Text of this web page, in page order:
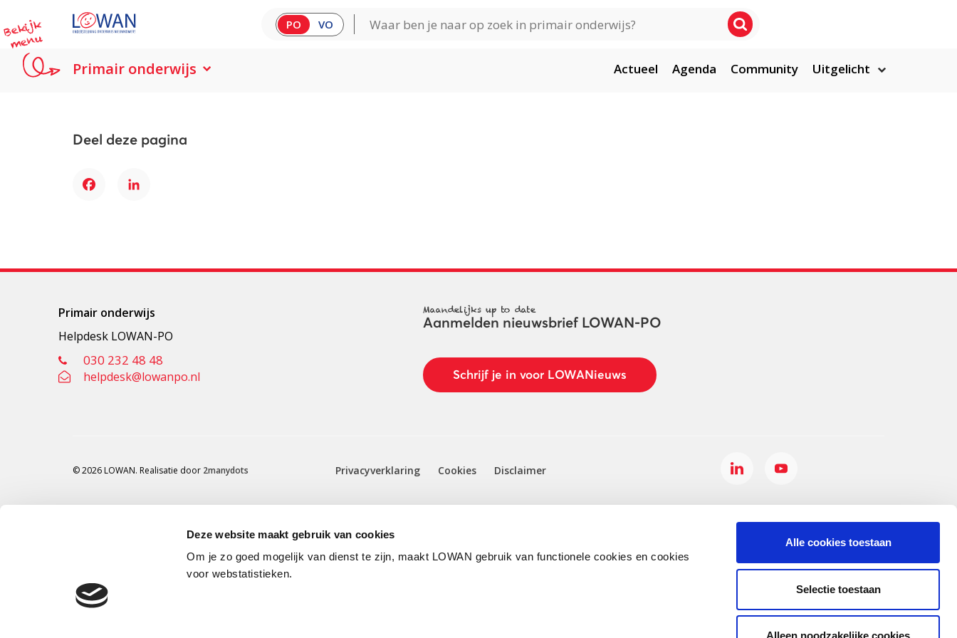
Deze website maakt gebruik van cookies
Om je zo goed mogelijk van dienst te zijn, maakt LOWAN gebruik van functionele cookies en cookies
voor webstatistieken.
Alle cookies toestaan
Selectie toestaan
Alleen noodzakelijke cookies
B
e
kij
k
m
e
n
u
PO VO
Primair onderwijs Actueel Agenda Community Uitgelicht
Deel deze pagina
FacebookLinkedIn
Primair onderwijs
Helpdesk LOWAN-PO
030 232 48 48
helpdesk@lowanpo.nl
Maandelijks up to date
Aanmelden nieuwsbrief LOWAN-PO
Schrijf je in voor LOWANieuws
© 2026 LOWAN. Realisatie door 2manydots Privacyverklaring Cookies Disclaimer